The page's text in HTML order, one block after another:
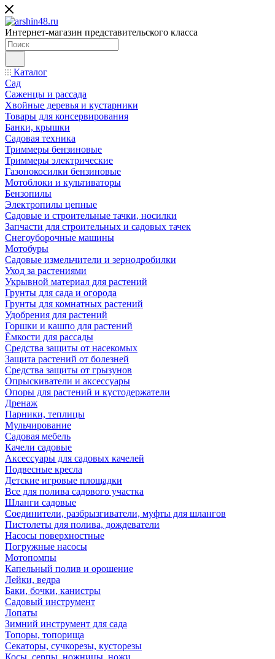
Интернет-магазин представительского класса
Каталог
Сад
Саженцы и рассада
Хвойные деревья и кустарники
Товары для консервирования
Банки, крышки
Садовая техника
Триммеры бензиновые
Триммеры электрические
Газонокосилки бензиновые
Мотоблоки и культиваторы
Бензопилы
Электропилы цепные
Садовые и строительные тачки, носилки
Запчасти для строительных и садовых тачек
Снегоуборочные машины
Мотобуры
Садовые измельчители и зернодробилки
Уход за растениями
Укрывной материал для растений
Грунты для сада и огорода
Грунты для комнатных растений
Удобрения для растений
Горшки и кашпо для растений
Ёмкости для рассады
Средства защиты от насекомых
Защита растений от болезней
Средства защиты от грызунов
Опрыскиватели и аксессуары
Опоры для растений и кустодержатели
Дренаж
Парники, теплицы
Мульчирование
Садовая мебель
Качели садовые
Аксессуары для садовых качелей
Подвесные кресла
Детские игровые площадки
Все для полива садового участка
Шланги садовые
Соединители, разбрызгиватели, муфты для шлангов
Пистолеты для полива, дождеватели
Насосы поверхностные
Погружные насосы
Мотопомпы
Капельный полив и орошение
Лейки, ведра
Баки, бочки, канистры
Садовый инструмент
Лопаты
Зимний инструмент для сада
Топоры, топорища
Секаторы, сучкорезы, кусторезы
Косы, серпы, ножницы, ножи